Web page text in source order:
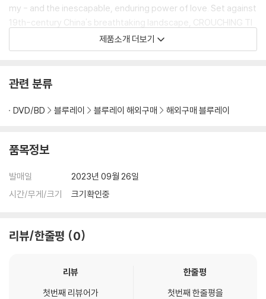
my - and the inescapable, enduring power of love. Set against
19th-century China's breathtaking landscape, CROUCHING TI
GER, HIDDEN DRAGON is the action-packed, box office smas
h from acclaimed director Ang Lee (Sense and Sensibility, The
en Wo Ping (The Matrix).
[부가정보]
VD players.
하며 4K Ultra HD Blu-ray를 지원하는 전용 플레이어, 4K 이상의 화
질을 구현하는 UHD TV에서만 재생이 가능합니다.
에서만 재생이 가능합니다.
아웃케이스 재고가 소진된 경우, 아웃케이스는 없을 수 있습니다.
제품소개 더보기
관련 분류
DVD/BD 블루레이 블루레이 해외구매 해외구매 블루레이
품목정보
발매일
2023년 09월 26일
시간/무게/크기
크기확인중
리뷰/한줄평 0
리뷰
첫번째 리뷰어가
한줄평
첫번째 한줄평을